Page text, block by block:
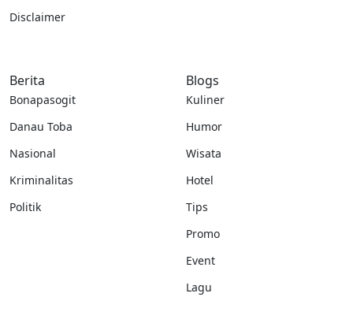
Disclaimer
Berita
Bonapasogit
Danau Toba
Nasional
Kriminalitas
Politik
Blogs
Kuliner
Humor
Wisata
Hotel
Tips
Promo
Event
Lagu